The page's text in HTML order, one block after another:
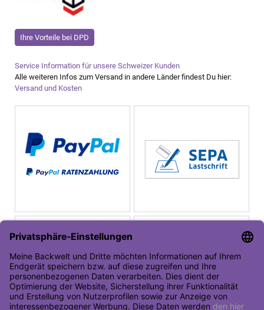
Ihre Vorteile bei DPD
Service Information für unsere Schweizer Kunden
Alle weiteren Infos zum Versand in andere Länder findest Du hier:
Versand und Kosten